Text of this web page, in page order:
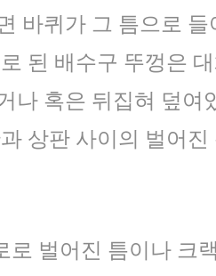
바퀴가 그 틈으로
된 배수구 뚜껑은
나 혹은 뒤집혀 덮여
상판 사이의 벌어
로 벌어진 틈이나 크